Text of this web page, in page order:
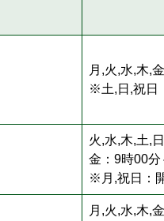
月,火,水,木,
※土,日,祝日
火,水,木,土,
金：9時00
※月,祝日：
月,火,水,木,